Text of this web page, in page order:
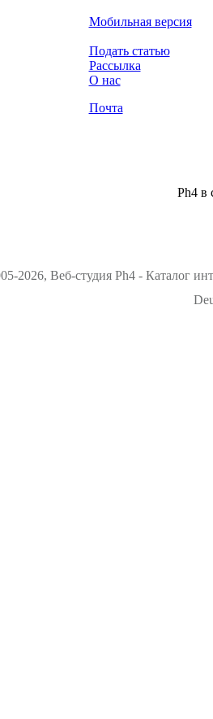
Мобильная версия
Подать статью
Рассылка
О нас
Почта
Ph4 в
2026, Веб-студия Ph4 - Каталог